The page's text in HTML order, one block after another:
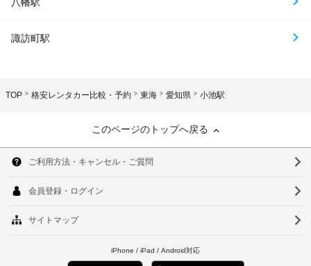
諏訪町駅
TOP 格安レンタカー比較・予約 東海 愛知県 小池駅
このページのトップへ戻る